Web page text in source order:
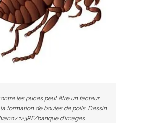
les puces peut être un facteur
formation de boules de poils. Dessin
123RF/banque d’images